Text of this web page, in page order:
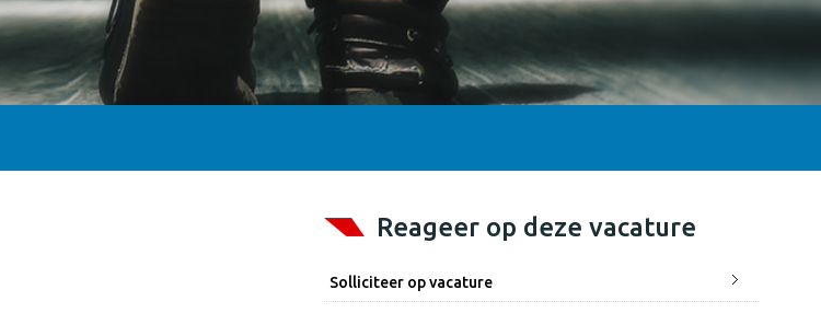
Reageer op deze vacature
Solliciteer op vacature